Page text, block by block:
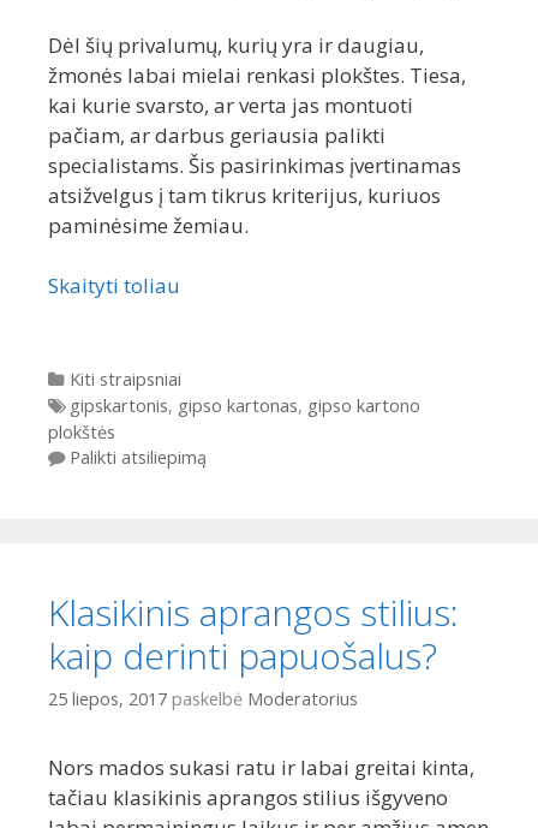
Dėl šių privalumų, kurių yra ir daugiau,
žmonės labai mielai renkasi plokštes. Tiesa,
kai kurie svarsto, ar verta jas montuoti
pačiam, ar darbus geriausia palikti
specialistams. Šis pasirinkimas įvertinamas
atsižvelgus į tam tikrus kriterijus, kuriuos
paminėsime žemiau.
Skaityti toliau
Kategorijos
Kiti straipsniai
Gairės
gipskartonis, gipso kartonas, gipso kartono
plokštės
Palikti atsiliepimą
Klasikinis aprangos stilius:
kaip derinti papuošalus?
25 liepos, 2017 paskelbė Moderatorius
Nors mados sukasi ratu ir labai greitai kinta,
tačiau klasikinis aprangos stilius išgyveno